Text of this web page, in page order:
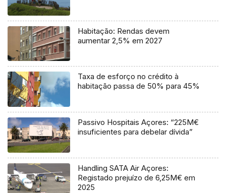
Habitação: Rendas devem
aumentar 2,5% em 2027
Taxa de esforço no crédito à
habitação passa de 50% para 45%
Passivo Hospitais Açores: “225M€
insuficientes para debelar dívida”
Handling SATA Air Açores:
Registado prejuízo de 6,25M€ em
2025